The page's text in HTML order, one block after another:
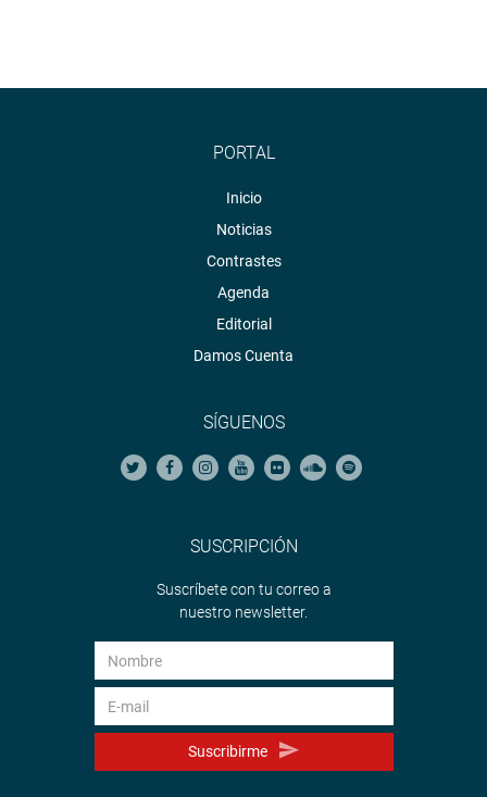
PORTAL
Inicio
Noticias
Contrastes
Agenda
Editorial
Damos Cuenta
SÍGUENOS
SUSCRIPCIÓN
Suscríbete con tu correo a
nuestro newsletter.
Suscribirme